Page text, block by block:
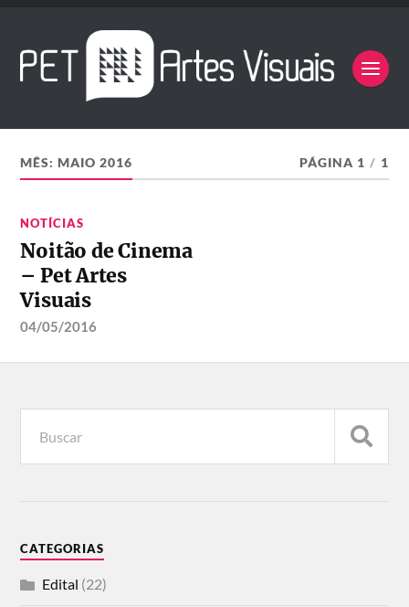
MÊS:MAIO 2016 PÁGINA 1 / 1
NOTÍCIAS
Noitão de Cinema
– Pet Artes
Visuais
04/05/2016
CATEGORIAS
Edital (22)